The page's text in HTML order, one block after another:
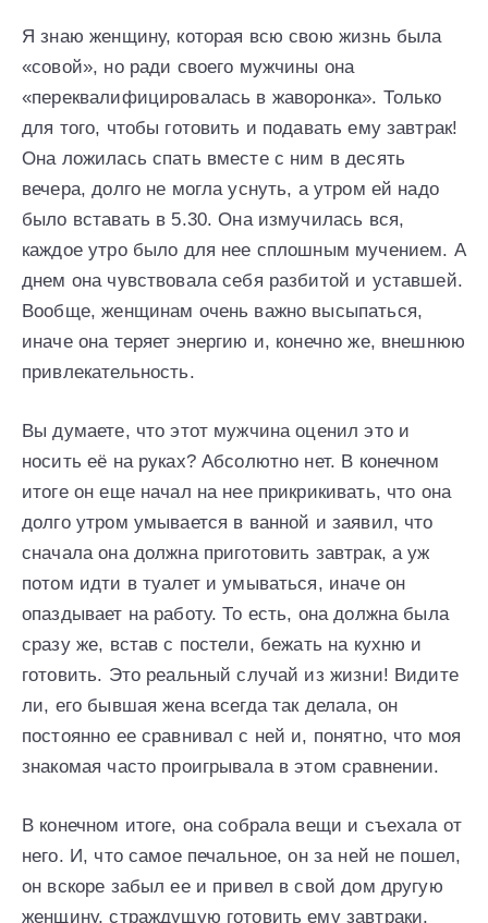
Я знаю женщину, которая всю свою жизнь была
«совой», но ради своего мужчины она
«переквалифицировалась в жаворонка». Только
для того, чтобы готовить и подавать ему завтрак!
Она ложилась спать вместе с ним в десять
вечера, долго не могла уснуть, а утром ей надо
было вставать в 5.30. Она измучилась вся,
каждое утро было для нее сплошным мучением. А
днем она чувствовала себя разбитой и уставшей.
Вообще, женщинам очень важно высыпаться,
иначе она теряет энергию и, конечно же, внешнюю
привлекательность.
Вы думаете, что этот мужчина оценил это и
носить её на руках? Абсолютно нет. В конечном
итоге он еще начал на нее прикрикивать, что она
долго утром умывается в ванной и заявил, что
сначала она должна приготовить завтрак, а уж
потом идти в туалет и умываться, иначе он
опаздывает на работу. То есть, она должна была
сразу же, встав с постели, бежать на кухню и
готовить. Это реальный случай из жизни! Видите
ли, его бывшая жена всегда так делала, он
постоянно ее сравнивал с ней и, понятно, что моя
знакомая часто проигрывала в этом сравнении.
В конечном итоге, она собрала вещи и съехала от
него. И, что самое печальное, он за ней не пошел,
он вскоре забыл ее и привел в свой дом другую
женщину, страждущую готовить ему завтраки,